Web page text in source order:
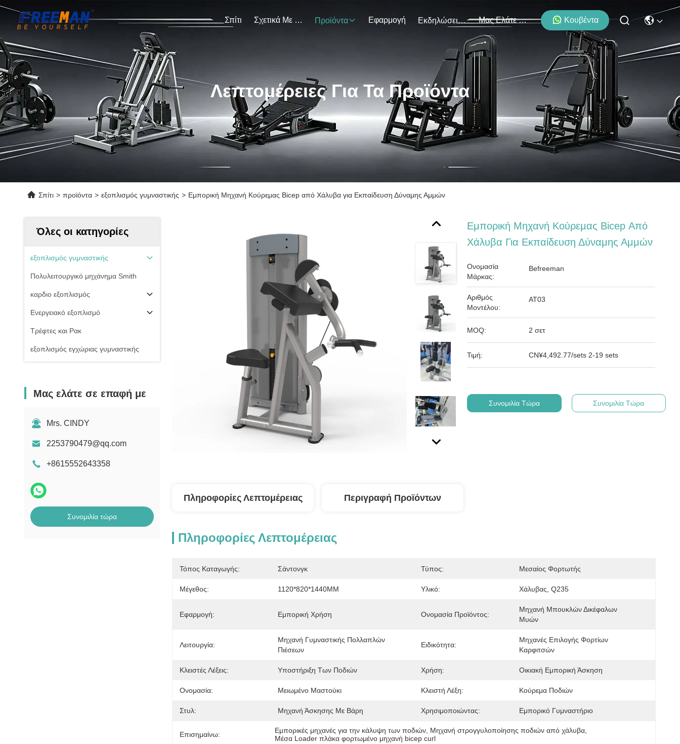
Σπίτι Σχετικά Με Εμάς Προϊόντα Εφαρμογή Εκδηλώσεις Μας Ελάτε Σε Επαφή Με Κουβέντα
Λεπτομέρειες Για Τα Προϊόντα
Σπίτι > προϊόντα > εξοπλισμός γυμναστικής > Εμπορική Μηχανή Κούρεμας Bicep από Χάλυβα για Εκπαίδευση Δύναμης Αμμών
Όλες οι κατηγορίες
εξοπλισμός γυμναστικής
Πολυλειτουργικό μηχάνημα Smith
καρδιο εξοπλισμός
Ενεργειακό εξοπλισμό
Τρέφτες και Ρακ
εξοπλισμός εγχώριας γυμναστικής
Μας ελάτε σε επαφή με
Mrs. CINDY
2253790479@qq.com
+8615552643358
Συνομιλία τώρα
Εμπορική Μηχανή Κούρεμας Bicep Από
Χάλυβα Για Εκπαίδευση Δύναμης Αμμών
Ονομασία
Μάρκας:
Befreeman
Αριθμός
Μοντέλου:
ΑΤ03
MOQ: 2 σετ
Τιμή: CN¥4,492.77/sets 2-19 sets
Συνομιλία Τώρα Συνομιλία Τώρα
Πληροφορίες Λεπτομέρειας Περιγραφή Προϊόντων
Πληροφορίες Λεπτομέρειας
Τόπος Καταγωγής: Σάντονγκ Τύπος: Μεσαίος Φορτωτής
Μέγεθος: 1120*820*1440MM Υλικό: Χάλυβας, Q235
Εφαρμογή: Εμπορική Χρήση Ονομασία Προϊόντος:
Μηχανή Μπουκλών Δικέφαλων
Μυών
Λειτουργία:
Μηχανή Γυμναστικής Πολλαπλών
Πιέσεων
Ειδικότητα:
Μηχανές Επιλογής Φορτίων
Καρφιτσών
Κλειστές Λέξεις: Υποστήριξη Των Ποδιών Χρήση: Οικιακή Εμπορική Άσκηση
Ονομασία: Μειωμένο Μαστούκι Κλειστή Λέξη: Κούρεμα Ποδιών
Στυλ: Μηχανή Άσκησης Με Βάρη Χρησιμοποιώντας: Εμπορικό Γυμναστήριο
Επισημαίνω: Εμπορικές μηχανές για την κάλυψη των ποδιών Μηχανή στρογγυλοποίησης ποδιών από χάλυβα
Μέσα Loader πλάκα φορτωμένο μηχανή bicep curl